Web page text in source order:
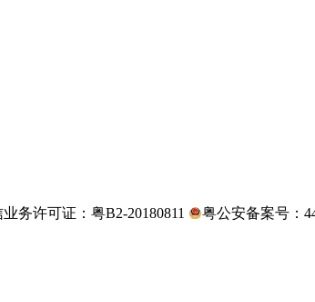
务许可证：粤B2-20180811 粤公安备案号：